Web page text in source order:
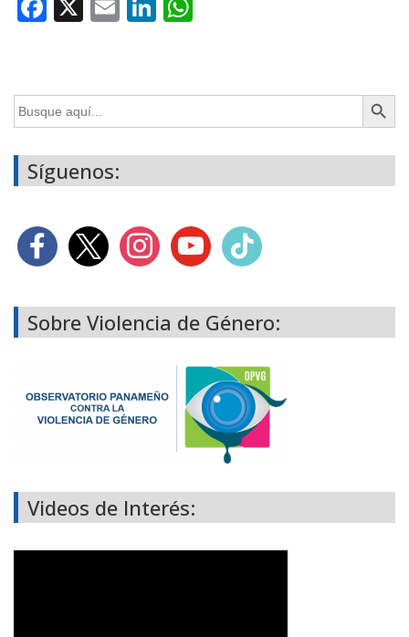
Buscar: Botón de
Síguenos:
Sobre Violencia de Género:
Videos de Interés: